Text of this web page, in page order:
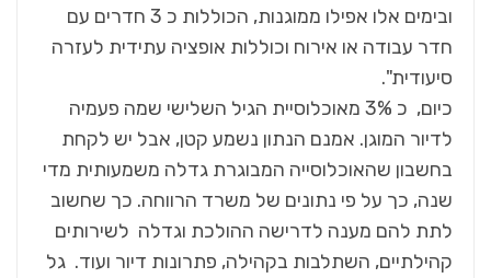
ובימים אלו אפילו ממוגנות, הכוללות כ 3 חדרים עם
חדר עבודה או אירוח וכוללות אופציה עתידית לעזרה
סיעודית".
כיום, כ 3% מאוכלוסיית הגיל השלישי שמה פעמיה
לדיור המוגן. אמנם הנתון נשמע קטן, אבל יש לקחת
בחשבון שהאוכלוסייה המבוגרת גדלה משמעותית מדי
שנה, כך על פי נתונים של משרד הרווחה. כך שחשוב
לתת להם מענה לדרישה ההולכת וגדלה לשירותים
קהילתיים, השתלבות בקהילה, פתרונות דיור ועוד. גל